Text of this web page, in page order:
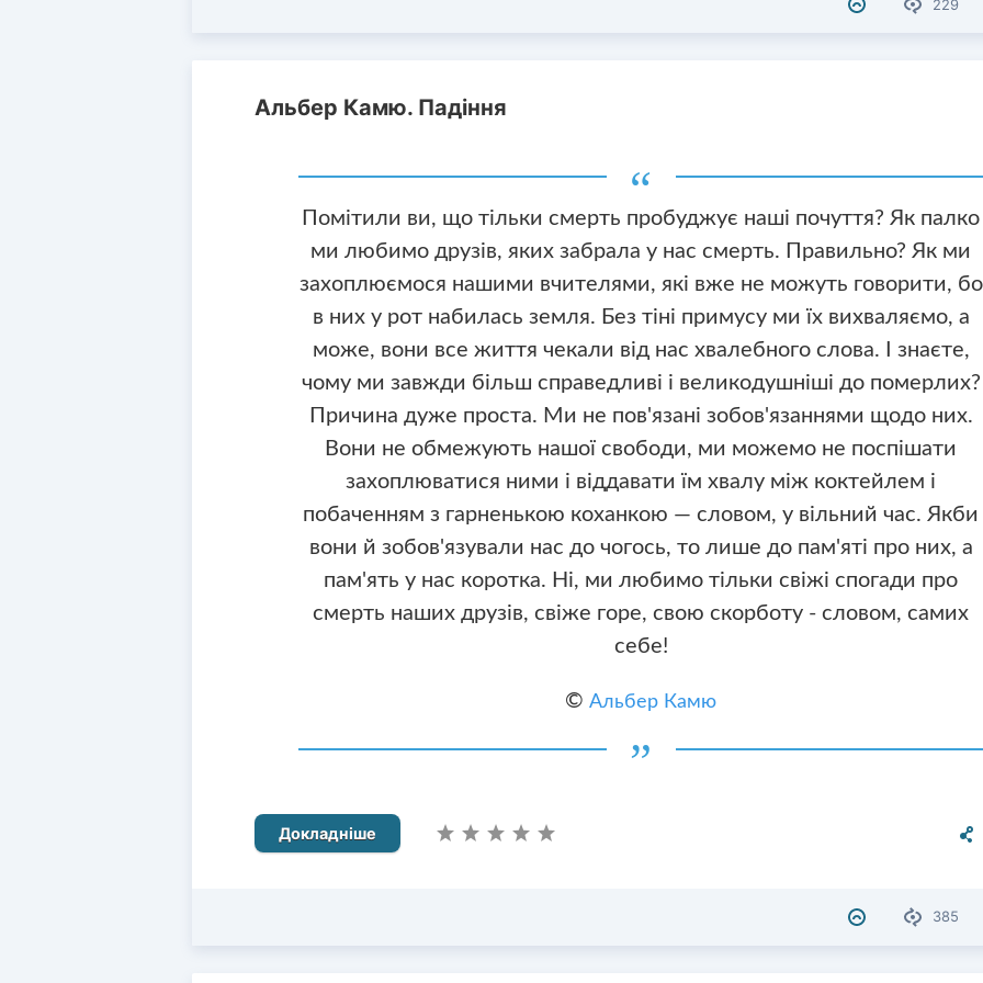
229
Альбер Камю. Падіння
Помітили ви, що тільки смерть пробуджує наші почуття? Як палко
ми любимо друзів, яких забрала у нас смерть. Правильно? Як ми
захоплюємося нашими вчителями, які вже не можуть говорити, бо
в них у рот набилась земля. Без тіні примусу ми їх вихваляємо, а
може, вони все життя чекали від нас хвалебного слова. І знаєте,
чому ми завжди більш справедливі і великодушніші до померлих?
Причина дуже проста. Ми не пов'язані зобов'язаннями щодо них.
Вони не обмежують нашої свободи, ми можемо не поспішати
захоплюватися ними і віддавати їм хвалу між коктейлем і
побаченням з гарненькою коханкою — словом, у вільний час. Якби
вони й зобов'язували нас до чогось, то лише до пам'яті про них, а
пам'ять у нас коротка. Ні, ми любимо тільки свіжі спогади про
смерть наших друзів, свіже горе, свою скорботу - словом, самих
себе!
©Альбер Камю
Докладніше
385